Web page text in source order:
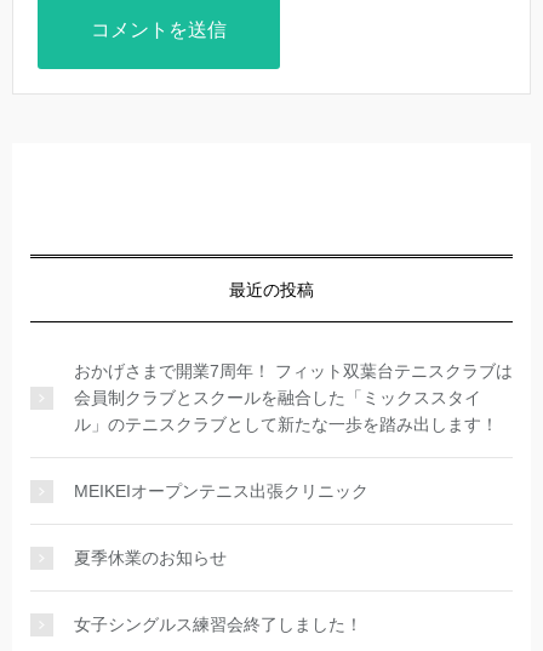
最近の投稿
おかげさまで開業7周年！ フィット双葉台テニスクラブは
会員制クラブとスクールを融合した「ミックススタイ
ル」のテニスクラブとして新たな一歩を踏み出します！
MEIKEIオープンテニス出張クリニック
夏季休業のお知らせ
女子シングルス練習会終了しました！